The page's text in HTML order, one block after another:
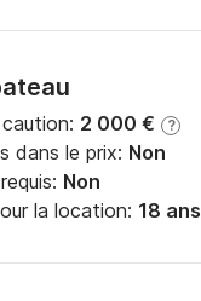
2 000 € ?
dans le prix: Non
Non
la location: 18 ans